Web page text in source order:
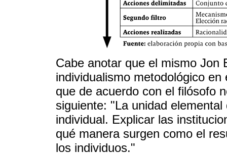
Cabe anotar que el mismo Jon
individualismo metodológico
que de acuerdo con el filósofo
siguiente: "La unidad
individual. Explicar las
qué manera surgen como el
los individuos."